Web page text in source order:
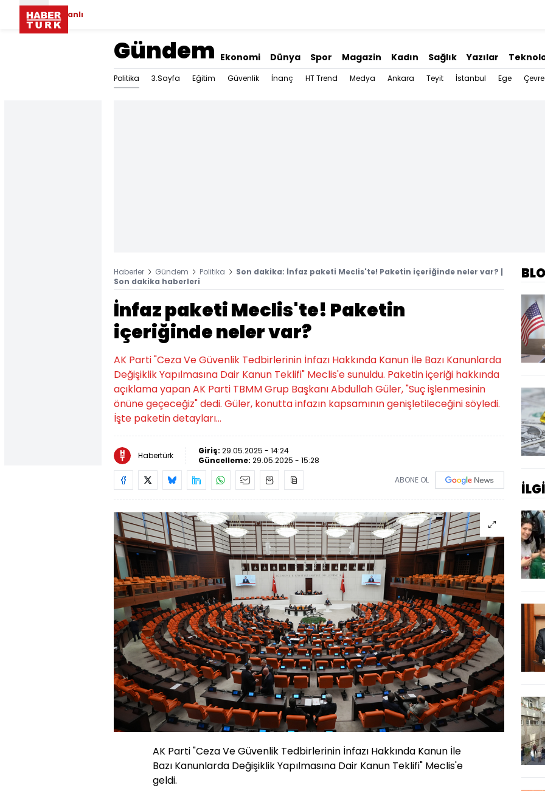
Canlı
Gündem Ekonomi Dünya Spor Magazin Kadın Sağlık Yazılar
Politika 3.Sayfa Eğitim Güvenlik İnanç HT Trend Medya Ankara Teyit İstanbul Ege Çevre
Haberler Gündem Politika
Son dakika: İnfaz paketi Meclis'te! Paketin içeriğinde neler var? |
Son dakika haberleri
İnfaz paketi Meclis'te! Paketin
içeriğinde neler var?
AK Parti "Ceza Ve Güvenlik Tedbirlerinin İnfazı Hakkında Kanun İle Bazı Kanunlarda
Değişiklik Yapılmasına Dair Kanun Teklifi" Meclis'e sunuldu. Paketin içeriği hakkında
açıklama yapan AK Parti TBMM Grup Başkanı Abdullah Güler, "Suç işlenmesinin
önüne geçeceğiz" dedi. Güler, konutta infazın kapsamının genişletileceğini söyledi.
İşte paketin detayları...
Habertürk Giriş: 29.05.2025 - 14:24
Güncelleme: 29.05.2025 - 15:28
ABONE OL
AK Parti "Ceza Ve Güvenlik Tedbirlerinin İnfazı Hakkında Kanun İle
Bazı Kanunlarda Değişiklik Yapılmasına Dair Kanun Teklifi" Meclis'e
geldi.